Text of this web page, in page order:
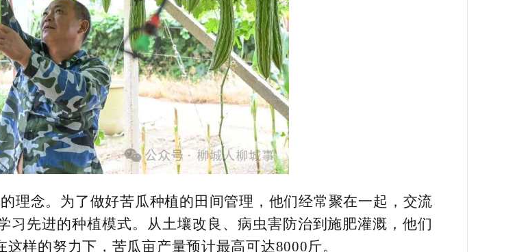
理念。为了做好苦瓜种植的田间管理，他们经常聚在一起，交流
先进的种植模式。从土壤改良、病虫害防治到施肥灌溉，他们
样的努力下，苦瓜亩产量预计最高可达8000斤。